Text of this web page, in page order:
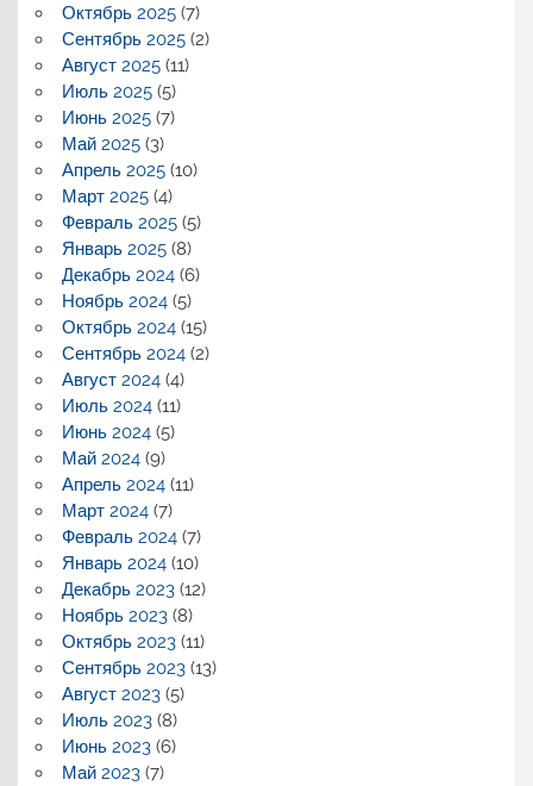
Октябрь 2025(7)
Сентябрь 2025(2)
Август 2025(11)
Июль 2025(5)
Июнь 2025(7)
Май 2025(3)
Апрель 2025(10)
Март 2025(4)
Февраль 2025(5)
Январь 2025(8)
Декабрь 2024(6)
Ноябрь 2024(5)
Октябрь 2024(15)
Сентябрь 2024(2)
Август 2024(4)
Июль 2024(11)
Июнь 2024(5)
Май 2024(9)
Апрель 2024(11)
Март 2024(7)
Февраль 2024(7)
Январь 2024(10)
Декабрь 2023(12)
Ноябрь 2023(8)
Октябрь 2023(11)
Сентябрь 2023(13)
Август 2023(5)
Июль 2023(8)
Июнь 2023(6)
Май 2023(7)